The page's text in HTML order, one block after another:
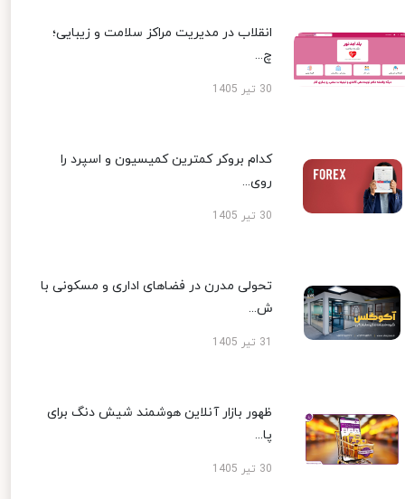
انقلاب در مدیریت مراکز سلامت و زیبایی؛
چ...
30 تیر 1405
کدام بروکر کمترین کمیسیون و اسپرد را
روی...
30 تیر 1405
تحولی مدرن در فضاهای اداری و مسکونی با
ش...
ظهور بازار آنلاین هوشمند شیش دنگ برای
پا...
30 تیر 1405